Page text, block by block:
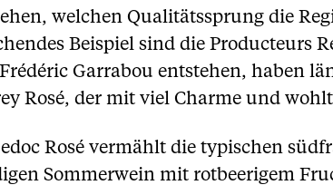
welchen Qualitätssprung die
Beispiel sind die Producteurs
Garrabou entstehen, haben
Rosé, der mit viel Charme und
Rosé vermählt die typischen
Sommerwein mit rotbeerigem